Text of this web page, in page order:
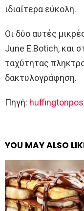
ιδιαίτερα εύκολη.
Οι δύο αυτές
June E.Botich, και
ταχύτητας
δακτυλογράφηση.
Πηγή:
YOU MAY ALSO